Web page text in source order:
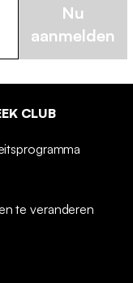
Nu
aanmelden
CLUB
te veranderen